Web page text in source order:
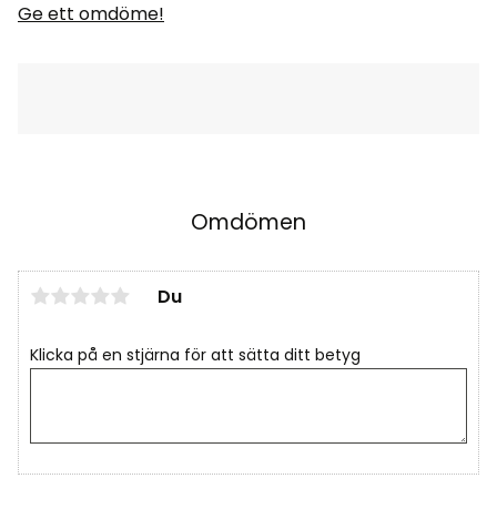
Ge ett omdöme!
Omdömen
Du
Klicka på en stjärna för att sätta ditt betyg